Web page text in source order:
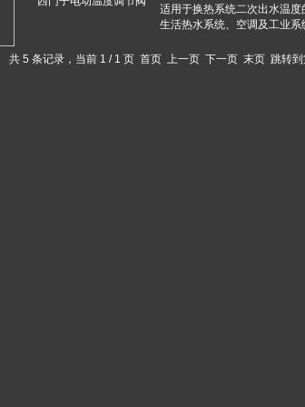
共 5 条记录，当前 1 / 1 页 首页 上一页 下一页 末页 跳转到